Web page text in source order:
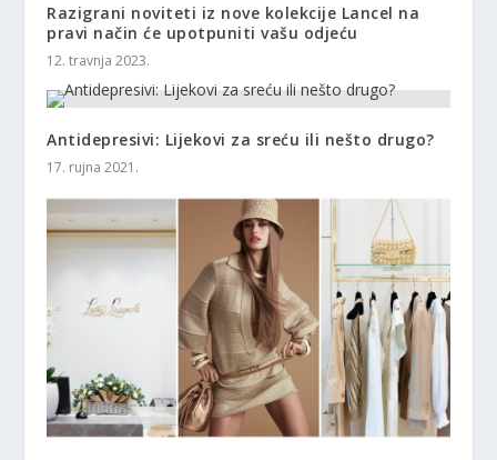
Razigrani noviteti iz nove kolekcije Lancel na
pravi način će upotpuniti vašu odjeću
12. travnja 2023.
Antidepresivi: Lijekovi za sreću ili nešto drugo?
17. rujna 2021.